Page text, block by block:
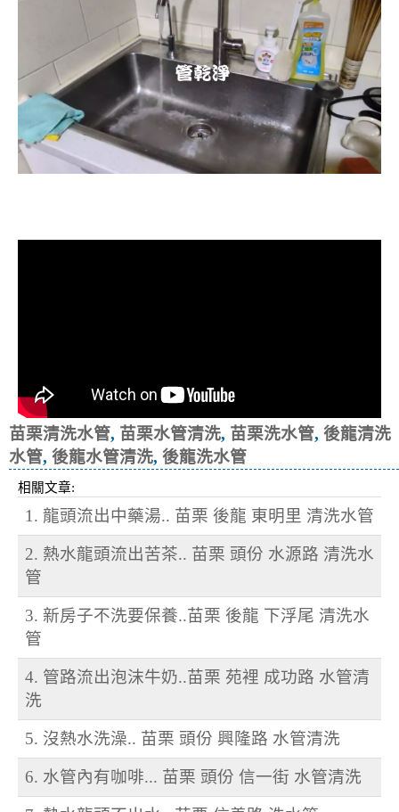
苗栗清洗水管, 苗栗水管清洗, 苗栗洗水管, 後龍清洗
水管, 後龍水管清洗, 後龍洗水管
相關文章:
1. 龍頭流出中藥湯.. 苗栗 後龍 東明里 清洗水管
2. 熱水龍頭流出苦茶.. 苗栗 頭份 水源路 清洗水
管
3. 新房子不洗要保養..苗栗 後龍 下浮尾 清洗水
管
4. 管路流出泡沫牛奶..苗栗 苑裡 成功路 水管清
洗
5. 沒熱水洗澡.. 苗栗 頭份 興隆路 水管清洗
6. 水管內有咖啡... 苗栗 頭份 信一街 水管清洗